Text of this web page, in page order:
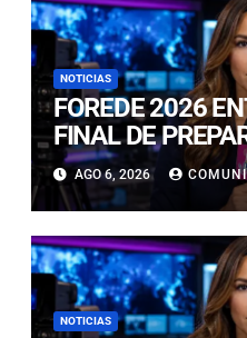
NOTICIAS
FOREDE 2026
FINAL DE
NUEVAS
ACCESO Y
ATACAMA
AGO 6, 2026
NOTICIAS